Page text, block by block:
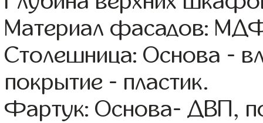
Материал фасадов:
Столешница: Основа -
покрытие - пластик.
Фартук: Основа- ДВП,